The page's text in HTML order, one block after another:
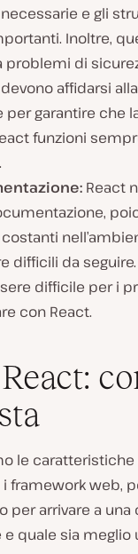
e gli
Inoltre,
problemi di
affidarsi
per garantire che
funzioni
React
difficili da
difficile per i
con React.
le caratteristiche
framework web,
per arrivare a una
quale sia meglio